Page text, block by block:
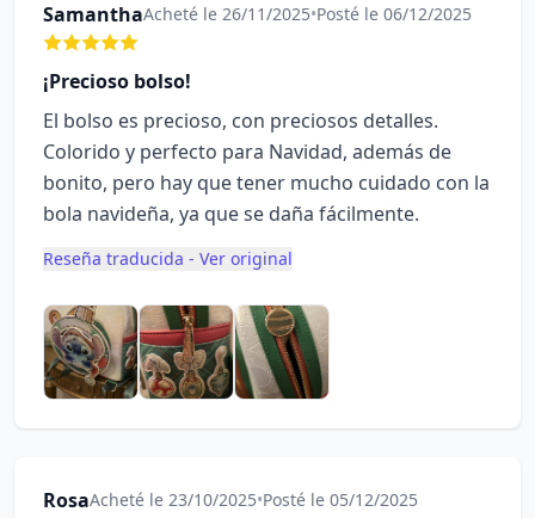
SamanthaAcheté le 26/11/2025•Posté le 06/12/2025
¡Precioso bolso!
El bolso es precioso, con preciosos detalles.
Colorido y perfecto para Navidad, además de
bonito, pero hay que tener mucho cuidado con la
bola navideña, ya que se daña fácilmente.
Reseña traducida - Ver original
RosaAcheté le 23/10/2025•Posté le 05/12/2025